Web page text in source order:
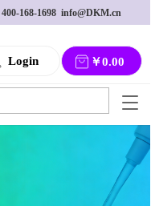
400-168-1698
  info@DKM.cn
Login ￥0.00
T
g
g
l